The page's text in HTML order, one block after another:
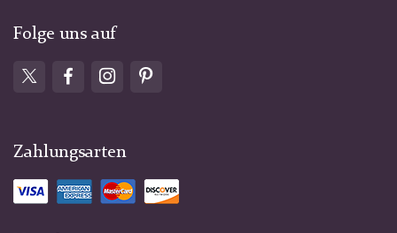
Folge uns auf
Zahlungsarten